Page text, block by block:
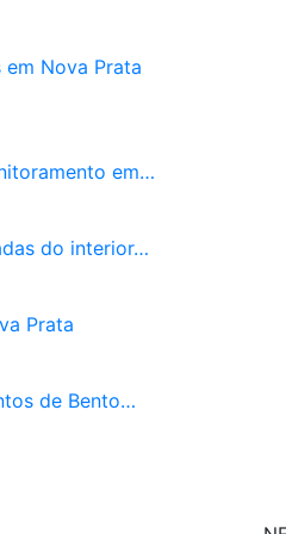
Nova Prata
em…
do interior…
Prata
de Bento…